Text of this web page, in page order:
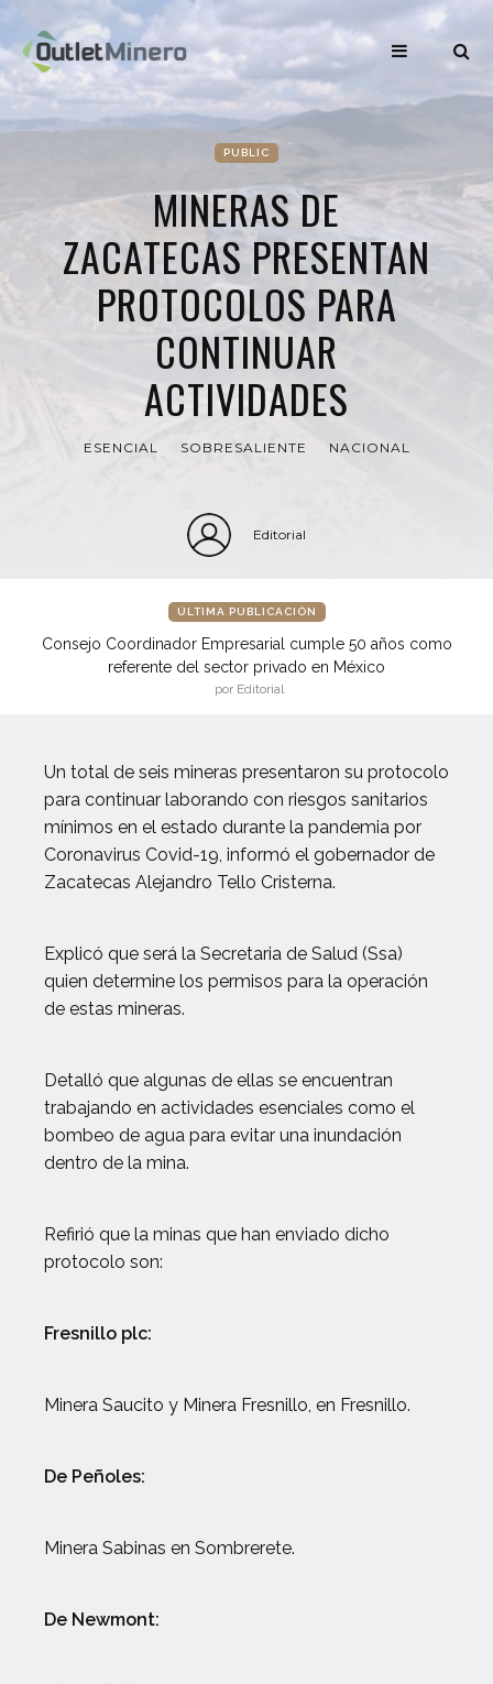
PUBLIC
MINERAS DE
ZACATECAS PRESENTAN
PROTOCOLOS PARA
CONTINUAR
ACTIVIDADES
ESENCIAL SOBRESALIENTE NACIONAL
Editorial
ÚLTIMA PUBLICACIÓN
Consejo Coordinador Empresarial cumple 50 años como
referente del sector privado en México
por Editorial
Un total de seis mineras presentaron su protocolo
para continuar laborando con riesgos sanitarios
mínimos en el estado durante la pandemia por
Coronavirus Covid-19, informó el gobernador de
Zacatecas Alejandro Tello Cristerna.
Explicó que será la Secretaria de Salud (Ssa)
quien determine los permisos para la operación
de estas mineras.
Detalló que algunas de ellas se encuentran
trabajando en actividades esenciales como el
bombeo de agua para evitar una inundación
dentro de la mina.
Refirió que la minas que han enviado dicho
protocolo son:
Fresnillo plc:
Minera Saucito y Minera Fresnillo, en Fresnillo.
De Peñoles:
Minera Sabinas en Sombrerete.
De Newmont: